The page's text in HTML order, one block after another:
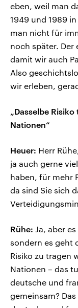
eben, weil man
1949 und 1989
man nicht für
noch später. Der
damit wir auch
Also
wir erleben,
„Dasselbe
Nationen“
Heuer: Herr
ja auch gerne
haben, für mehr
da sind Sie sich
Rühe: Ja, aber
sondern es geht
Risiko zu tragen
Nationen – das
deutsche und
gemeinsam?